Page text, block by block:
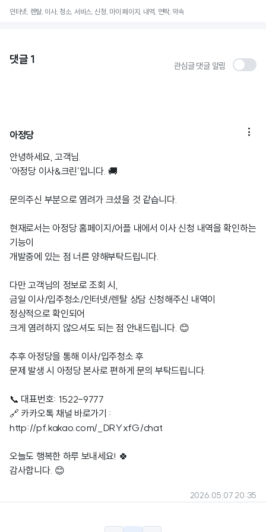
인터넷, 렌탈, 이사, 청소, 서비스, 신청, 마이 페이지, 내역, 연락, 약속
댓글 1 관심글 댓글 알림
아정당 
안녕하세요, 고객님.
‘아정당 이사&크린’입니다. 🚚
문의주신 부분으로 염려가 크셨을 것 같습니다.
현재로서는 아정당 홈페이지/어플 내에서 이사 신청 내역을 확인하는
기능이
개발중에 있는 점 너른 양해부탁드립니다.
다만 고객님의 정보로 조회 시,
금일 이사/입주청소/인터넷/렌탈 상담 신청해주신 내역이
정상적으로 확인되어
크게 염려하지 않으셔도 되는 점 안내드립니다. 😊
추후 아정당을 통해 이사/입주청소 후
문제 발생 시 아정당 본사로 편하게 문의 부탁드립니다.
📞 대표번호: 1522-9777
🔗 카카오톡 채널 바로가기 :
http://pf.kakao.com/_DRYxfG/chat
오늘도 행복한 하루 보내세요! 🍀
감사합니다. 😊
2026.05.07 20:35